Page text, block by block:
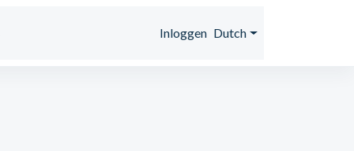
Inloggen Dutch